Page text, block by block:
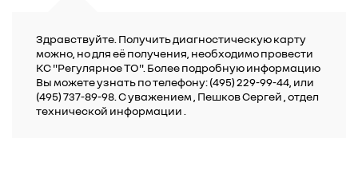
Здравствуйте. Получить диагностическую карту
можно, но для её получения, необходимо провести
КС "Регулярное ТО". Более подробную информацию
Вы можете узнать по телефону: (495) 229-99-44, или
(495) 737-89-98. C уважением , Пешков Сергей , отдел
технической информации .